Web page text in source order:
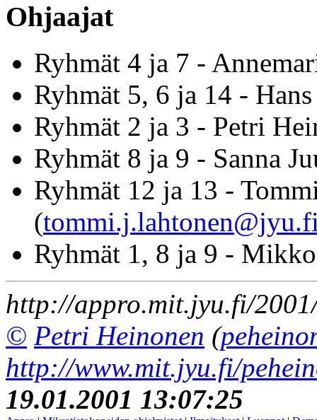
Ohjaajat
Ryhmät 4 ja 7 -
Ryhmät 5, 6 ja 14 -
Ryhmät 2 ja 3 - Petri
Ryhmät 8 ja 9 - Sanna
Ryhmät 12 ja 13 -
(
Ryhmät 1, 8 ja 9 -
http://appro.mit.jyu.fi/
© Petri Heinonen (
http://www.mit.jyu.fi/
19.01.2001 13:07:25